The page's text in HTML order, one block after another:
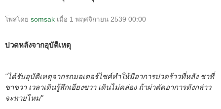
โพสโดย somsak เมื่อ 1 พฤศจิกายน 2539 00:00
ปวดหลังจากอุบัติเหตุ
"ได้รับอุบัติเหตุจากรถมอเตอร์ไซค์ทำให้มีอาการปวดร้าวที่หลัง ชาที่
ขาขวา เวลาเดินรู้สึกเอียงขวา เดินไม่คล่อง ถ้าผ่าตัดอาการดังกล่าว
จะหายไหม"